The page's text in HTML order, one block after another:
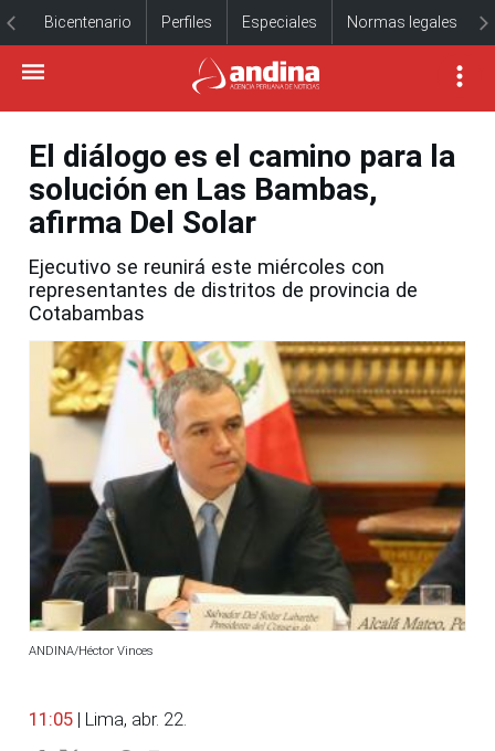
Bicentenario Perfiles Especiales Normas legales
El diálogo es el camino para la
solución en Las Bambas,
afirma Del Solar
Ejecutivo se reunirá este miércoles con
representantes de distritos de provincia de
Cotabambas
ANDINA/Héctor Vinces
11:05 | Lima, abr. 22.